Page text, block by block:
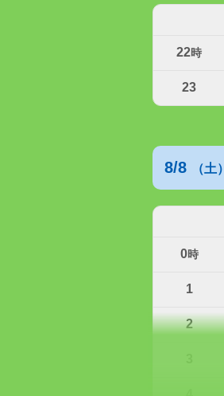
22時
23
8/8 （土）
0時
1
2